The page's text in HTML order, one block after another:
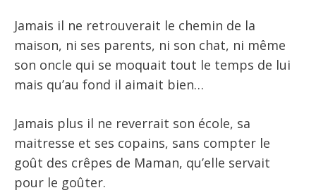
Jamais il ne retrouverait le chemin de la
maison, ni ses parents, ni son chat, ni même
son oncle qui se moquait tout le temps de lui
mais qu’au fond il aimait bien…
Jamais plus il ne reverrait son école, sa
maitresse et ses copains, sans compter le
goût des crêpes de Maman, qu’elle servait
pour le goûter.